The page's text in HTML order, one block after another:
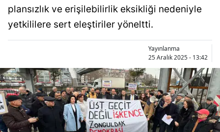
plansızlık ve erişilebilirlik eksikliği nedeniyle
yetkililere sert eleştiriler yöneltti.
Yayınlanma
25 Aralık 2025 - 13:42